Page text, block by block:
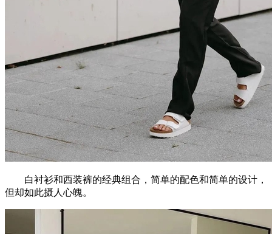
白衬衫和西装裤的经典组合，简单的配色和简单的设计，
但却如此摄人心魄。